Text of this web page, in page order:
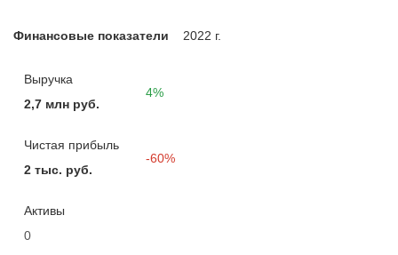
Финансовые показатели 2022 г.
Выручка
2,7 млн руб.
4%
Чистая прибыль
2 тыс. руб.
-60%
Активы
0